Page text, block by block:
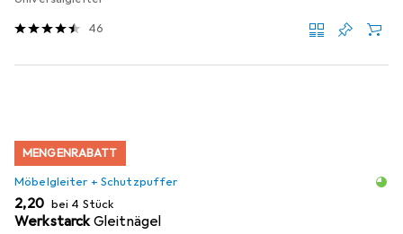
46
MENGENRABATT
Möbelgleiter + Schutzpuffer
EUR
2,20 bei 4 Stück
WerkstarckGleitnägel